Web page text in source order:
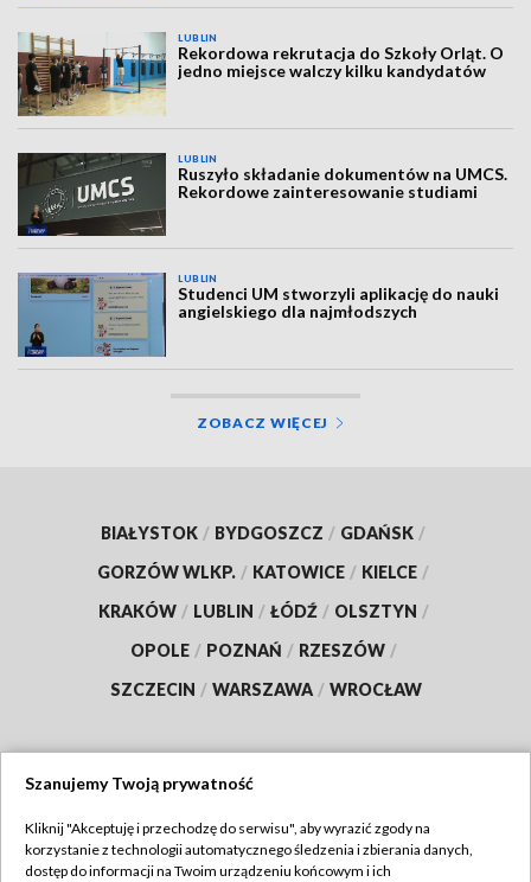
LUBLIN
Rekordowa rekrutacja do Szkoły Orląt. O
jedno miejsce walczy kilku kandydatów
LUBLIN
Ruszyło składanie dokumentów na UMCS.
Rekordowe zainteresowanie studiami
LUBLIN
Studenci UM stworzyli aplikację do nauki
angielskiego dla najmłodszych
ZOBACZ WIĘCEJ
BIAŁYSTOK / BYDGOSZCZ / GDAŃSK /
GORZÓW WLKP. / KATOWICE / KIELCE /
KRAKÓW / LUBLIN / ŁÓDŹ / OLSZTYN /
OPOLE / POZNAŃ / RZESZÓW /
SZCZECIN / WARSZAWA / WROCŁAW
TVP
Szanujemy Twoją prywatność
Kliknij "Akceptuję i przechodzę do serwisu", aby wyrazić zgody na
korzystanie z technologii automatycznego śledzenia i zbierania danych,
dostęp do informacji na Twoim urządzeniu końcowym i ich